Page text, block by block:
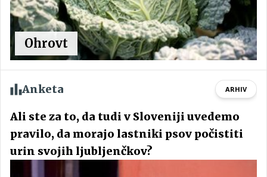
Ohrovt
Anketa ARHIV
Ali ste za to, da tudi v Sloveniji uvedemo
pravilo, da morajo lastniki psov počistiti
urin svojih ljubljenčkov?